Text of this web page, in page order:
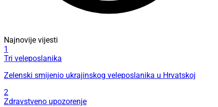
Najnovije vijesti
1
Tri veleposlanika
Zelenski smijenio ukrajinskog veleposlanika u Hrvatskoj
2
Zdravstveno upozorenje